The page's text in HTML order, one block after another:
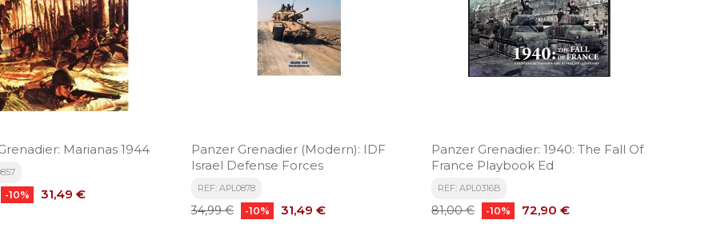
Marianas 1944
-10% Precio
31,49 €
Panzer Grenadier (Modern): IDF
Israel Defense Forces
REF: APL0878
Precio
34,99 € -10% Precio
31,49 €
Panzer Grenadier: 1940: The Fall Of
France Playbook Ed
REF: APL0316B
Precio
81,00 € -10% Precio
72,90 €